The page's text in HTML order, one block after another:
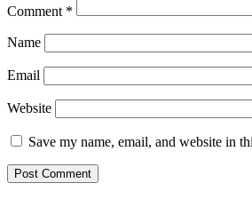
Comment *
Name
Email
Website
Save my name, email, and website in